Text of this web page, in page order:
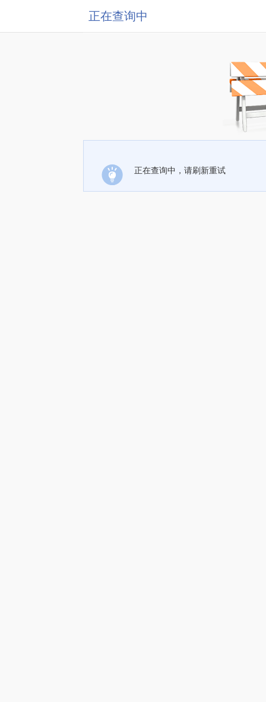
正在查询中
正在查询中，请刷新重试